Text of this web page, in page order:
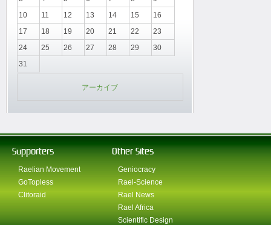
10
11 12 13 14 15
16
17
18 19 20 21 22
23
24
25 26 27 28 29
30
31
アーカイブ
Supporters
Raelian Movement
GoTopless
Clitoraid
Other Sites
Geniocracy
Rael-Science
Rael News
Rael Africa
Scientific Design